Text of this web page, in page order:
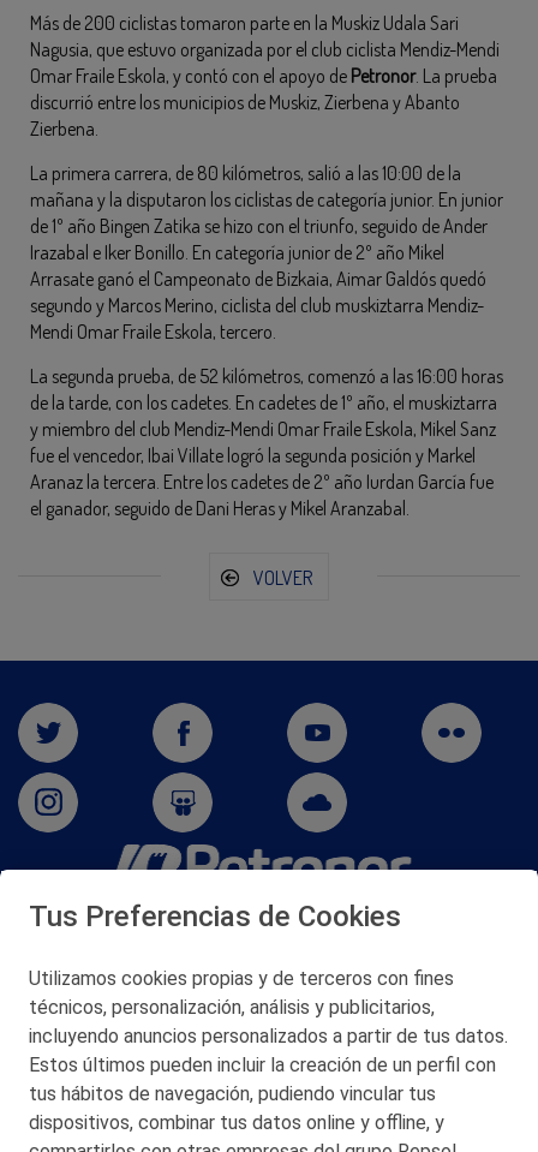
Más de 200 ciclistas tomaron parte en la Muskiz Udala Sari
Nagusia, que estuvo organizada por el club ciclista Mendiz-Mendi
Omar Fraile Eskola, y contó con el apoyo de Petronor. La prueba
discurrió entre los municipios de Muskiz, Zierbena y Abanto
Zierbena.
La primera carrera, de 80 kilómetros, salió a las 10:00 de la
mañana y la disputaron los ciclistas de categoría junior. En junior
de 1º año Bingen Zatika se hizo con el triunfo, seguido de Ander
Irazabal e Iker Bonillo. En categoría junior de 2º año Mikel
Arrasate ganó el Campeonato de Bizkaia, Aimar Galdós quedó
segundo y Marcos Merino, ciclista del club muskiztarra Mendiz-
Mendi Omar Fraile Eskola, tercero.
La segunda prueba, de 52 kilómetros, comenzó a las 16:00 horas
de la tarde, con los cadetes. En cadetes de 1º año, el muskiztarra
y miembro del club Mendiz-Mendi Omar Fraile Eskola, Mikel Sanz
fue el vencedor, Ibai Villate logró la segunda posición y Markel
Aranaz la tercera. Entre los cadetes de 2º año Iurdan García fue
el ganador, seguido de Dani Heras y Mikel Aranzabal.
VOLVER
San Martín 5-Edificio Muñatones,
© 2026 Petronor S.A.
CONTACTO
Tus Preferencias de Cookies
Utilizamos cookies propias y de terceros con fines
técnicos, personalización, análisis y publicitarios,
incluyendo anuncios personalizados a partir de tus datos.
Estos últimos pueden incluir la creación de un perfil con
tus hábitos de navegación, pudiendo vincular tus
dispositivos, combinar tus datos online y offline, y